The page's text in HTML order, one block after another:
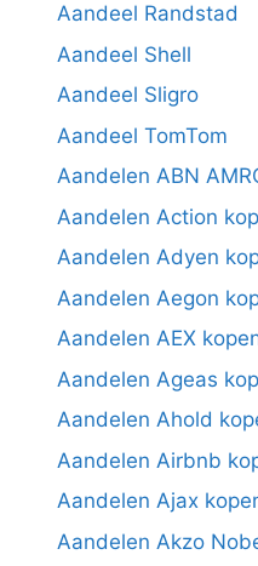
Aandeel Randstad
Aandeel Shell
Aandeel Sligro
Aandeel TomTom
Aandelen ABN
Aandelen Action
Aandelen Adyen
Aandelen Aegon
Aandelen AEX
Aandelen Ageas
Aandelen Ahold
Aandelen Airbnb
Aandelen Ajax
Aandelen Akzo